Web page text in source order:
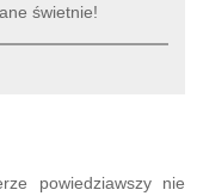
świetnie!
powiedziawszy nie